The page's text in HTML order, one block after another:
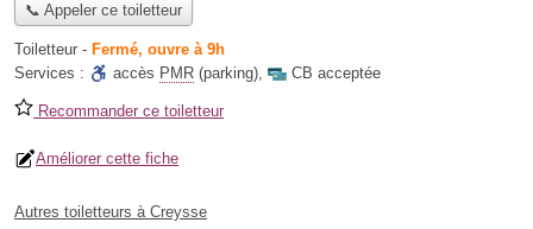
📞 Appeler ce toiletteur
Toiletteur - Fermé, ouvre à 9h
Services :
accès PMR (parking), CB acceptée
Recommander ce toiletteur
Améliorer cette fiche
Autres toiletteurs à Creysse